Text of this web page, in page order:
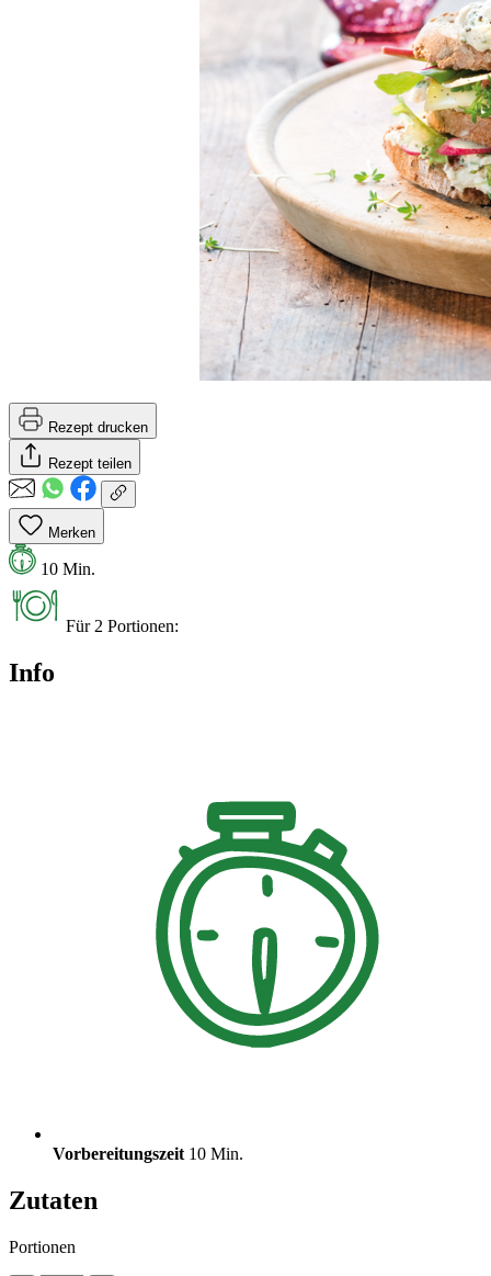
Rezept drucken
Rezept teilen
Merken
10 Min.
Für 2 Portionen:
Info
Vorbereitungszeit 10 Min.
Zutaten
Portionen